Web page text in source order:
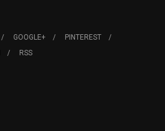
GOOGLE+
PINTEREST
RSS